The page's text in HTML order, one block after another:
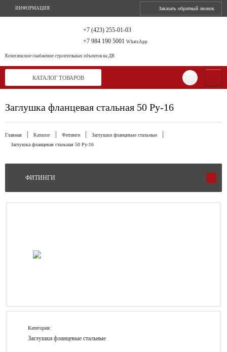
ИНФОРМАЦИЯ Заказать обратный звонок
Комплексное снабжение строительных объектов на ДВ
+7 (423) 255-01-03
+7 984 190 5001 WhatsApp
КАТАЛОГ ТОВАРОВ
Заглушка фланцевая стальная 50 Ру-16
Главная Каталог Фитинги
Заглушки фланцевые стальные
Заглушка фланцевая стальная 50 Ру-16
ФИТИНГИ
Категория:
Заглушки фланцевые стальные